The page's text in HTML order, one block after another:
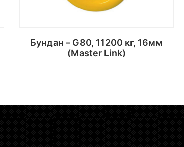
Бундан – G80, 11200 кг, 16мм
(Master Link)